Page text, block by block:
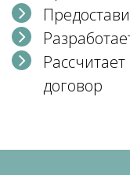
договор